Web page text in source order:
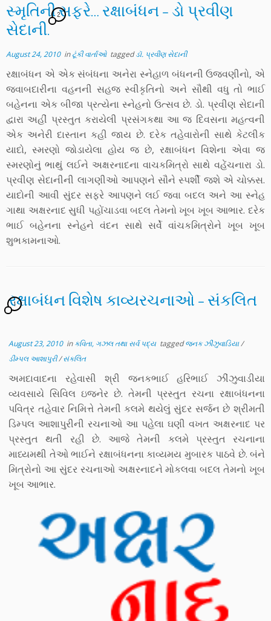
સ્મૃતિની સફરે… રક્ષાબંધન – ડો પ્રવીણ
સેદાની.
2
August 24, 2010inટૂંકી વાર્તાઓ taggedડૉ. પ્રવીણ સેદાની
રક્ષાબંધન એ એક સંબંધના અનેરા સ્નેહાળ બંધનની ઉજવણીનો, એ
જવાબદારીના વહનની સહજ સ્વીકૃતિનો અને સૌથી વધુ તો ભાઈ
બહેનના એક બીજા પ્રત્યેના સ્નેહનો ઉત્સવ છે. ડો. પ્રવીણ સેદાની
દ્વારા અહીં પ્રસ્તુત કરાયેલી પ્રસંગકથા આ જ દિવસના મહત્વની
એક અનેરી દાસ્તાન કહી જાય છે. દરેક તહેવારોની સાથે કેટલીક
યાદો, સ્મરણો જોડાયેલા હોય જ છે, રક્ષાબંધન વિશેના એવા જ
સ્મરણોનું ભાથું લઈને અક્ષરનાદના વાચકમિત્રો સાથે વહેંચનારા ડો.
પ્રવીણ સેદાનીની લાગણીઓ આપણને સૌને સ્પર્શી જશે એ ચોક્કસ.
યાદોની આવી સુંદર સફરે આપણને લઈ જવા બદલ અને આ સ્નેહ
ગાથા અક્ષરનાદ સુધી પહોંચાડવા બદલ તેમનો ખૂબ ખૂબ આભાર. દરેક
ભાઈ બહેનના સ્નેહને વંદન સાથે સર્વે વાંચકમિત્રોને ખૂબ ખૂબ
શુભકામનાઓ.
રક્ષાબંધન વિશેષ કાવ્યરચનાઓ – સંકલિત
1
August 23, 2010inકવિતા, ગઝલ તથા સર્વ પદ્ય taggedજનક ઝીંઝુવાડિયા/
ડીમ્પલ આશાપુરી/સંકલિત
અમદાવાદના રહેવાસી શ્રી જનકભાઈ હરિભાઈ ઝીંઝુવાડીયા
વ્યવસાયે સિવિલ ઇજનેર છે. તેમની પ્રસ્તુત રચના રક્ષાબંધનના
પવિત્ર તહેવાર નિમિત્તે તેમની કલમે થયેલું સુંદર સર્જન છે શ્રીમતી
ડિમ્પલ આશાપુરીની રચનાઓ આ પહેલા ઘણી વખત અક્ષરનાદ પર
પ્રસ્તુત થતી રહી છે. આજે તેમની કલમે પ્રસ્તુત રચનાના
માધ્યમથી તેઓ ભાઈને રક્ષાબંધનના કાવ્યમય મુબારક પાઠવે છે. બંને
મિત્રોનો આ સુંદર રચનાઓ અક્ષરનાદને મોકલવા બદલ તેમનો ખૂબ
ખૂબ આભાર.